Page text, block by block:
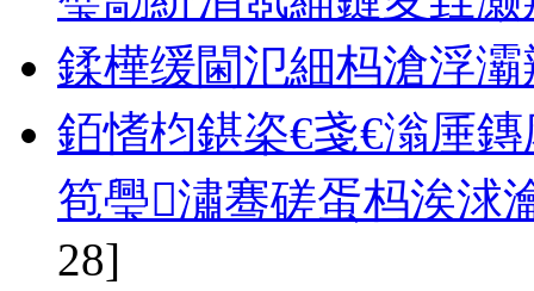
鍒樺缓閫氾細杩滄浮
銆愭枃鍖栥€戔€滃厜
笣璺潚骞磋蛋杩涘浗
28]